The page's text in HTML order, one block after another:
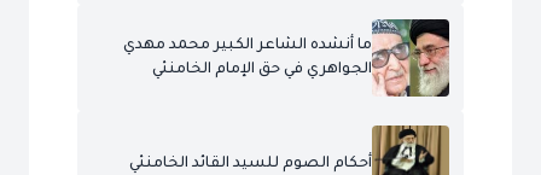
ما أنشده الشاعر الكبير محمد مهدي
الجواهري في حق الإمام الخامنئي
أحكام الصوم للسيد القائد الخامنئي